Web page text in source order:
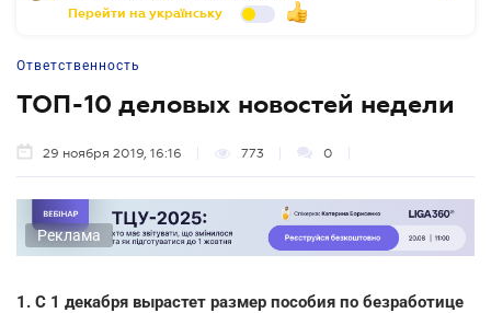
Перейти на українську
Ответственность
ТОП-10 деловых новостей недели
29 ноября 2019, 16:16 773 0
Реклама
1. С 1 декабря вырастет размер пособия по безработице